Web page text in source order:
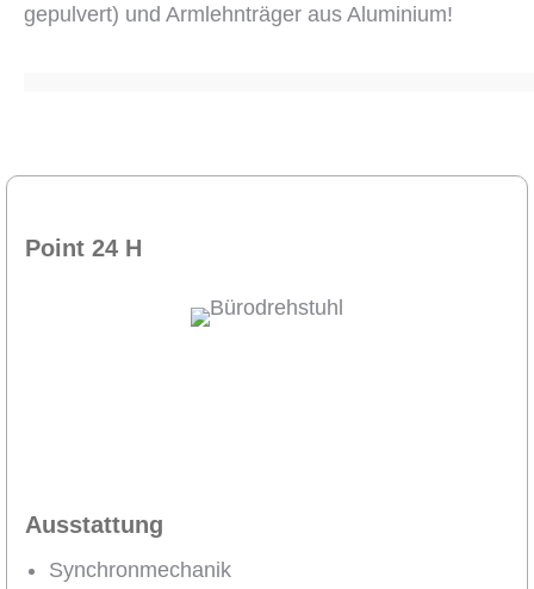
gepulvert) und Armlehnträger aus Aluminium!
Point 24 H
Ausstattung
Synchronmechanik